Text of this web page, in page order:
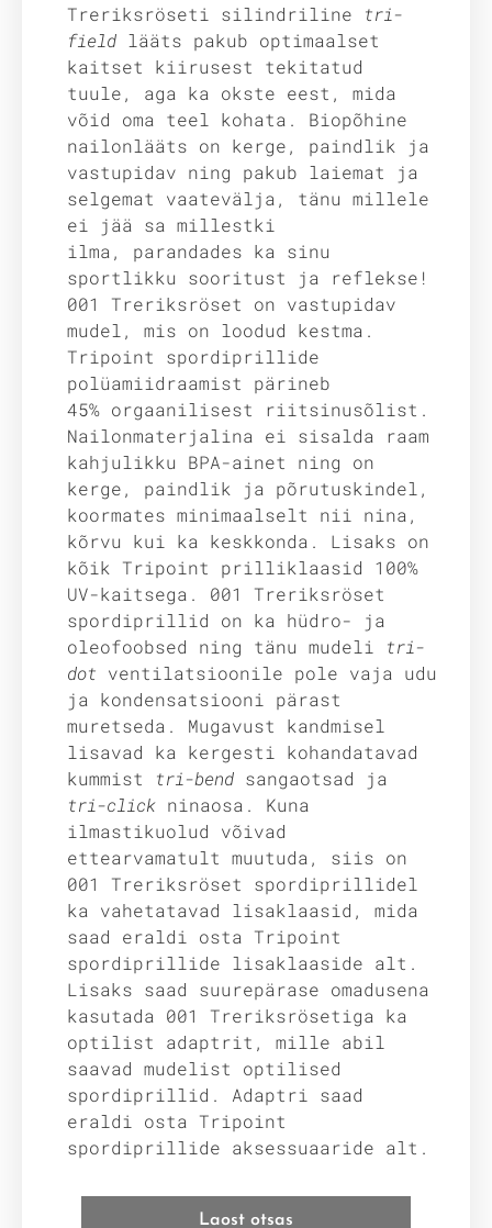
Treriksröseti silindriline tri-
field lääts pakub optimaalset
kaitset kiirusest tekitatud
tuule, aga ka okste eest, mida
võid oma teel kohata. Biopõhine
nailonlääts on kerge, paindlik ja
vastupidav ning pakub laiemat ja
selgemat vaatevälja, tänu millele
ei jää sa millestki
ilma, parandades ka sinu
sportlikku sooritust ja reflekse!
001 Treriksröset on vastupidav
mudel, mis on loodud kestma.
Tripoint spordiprillide
polüamiidraamist pärineb
45% orgaanilisest riitsinusõlist.
Nailonmaterjalina ei sisalda raam
kahjulikku BPA-ainet ning on
kerge, paindlik ja põrutuskindel,
koormates minimaalselt nii nina,
kõrvu kui ka keskkonda. Lisaks on
kõik Tripoint prilliklaasid 100%
UV-kaitsega. 001 Treriksröset
spordiprillid on ka hüdro- ja
oleofoobsed ning tänu mudeli tri-
dot ventilatsioonile pole vaja udu
ja kondensatsiooni pärast
muretseda. Mugavust kandmisel
lisavad ka kergesti kohandatavad
kummist tri-bend sangaotsad ja
tri-click ninaosa. Kuna
ilmastikuolud võivad
ettearvamatult muutuda, siis on
001 Treriksröset spordiprillidel
ka vahetatavad lisaklaasid, mida
saad eraldi osta Tripoint
spordiprillide lisaklaaside alt.
Lisaks saad suurepärase omadusena
kasutada 001 Treriksrösetiga ka
optilist adaptrit, mille abil
saavad mudelist optilised
spordiprillid. Adaptri saad
eraldi osta Tripoint
spordiprillide aksessuaaride alt.
Laost otsas